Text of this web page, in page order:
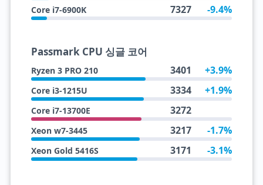
Core i7-6900K 7327 -9.4%
Passmark CPU 싱글 코어
Ryzen 3 PRO 210 3401 +3.9%
Core i3-1215U 3334 +1.9%
Core i7-13700E 3272
Xeon w7-3445 3217 -1.7%
Xeon Gold 5416S 3171 -3.1%